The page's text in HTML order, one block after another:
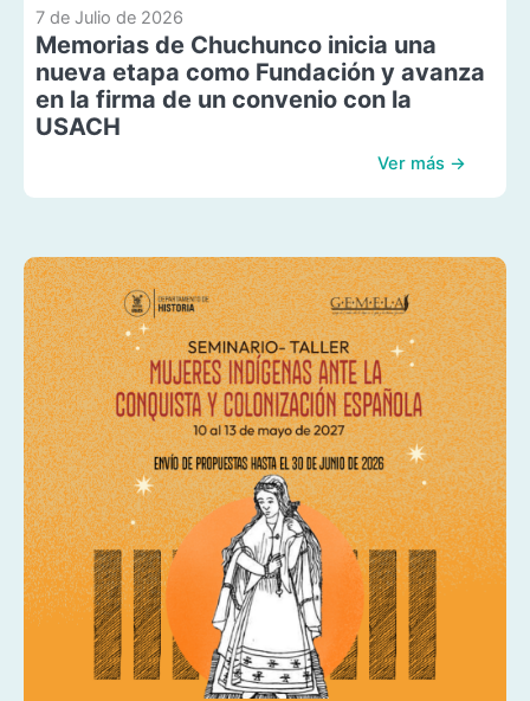
7 de Julio de 2026
Memorias de Chuchunco inicia una
nueva etapa como Fundación y avanza
en la firma de un convenio con la
USACH
Ver más →